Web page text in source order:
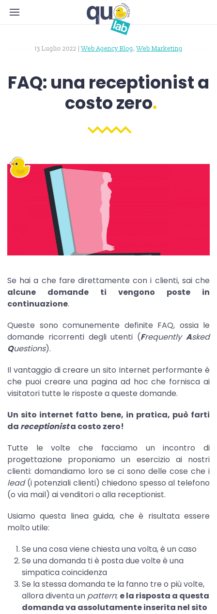
13 Luglio 2022 |Web Agency Blog,Web Marketing
FAQ: una receptionist a
costo zero
Se hai a che fare direttamente con i clienti, sai che
alcune domande ti vengono poste in
continuazione.
Queste sono comunemente definite FAQ, ossia le
domande ricorrenti degli utenti (FrequentlyAsked
Questions).
Il vantaggio di creare un sito Internet performante è
che puoi creare una pagina ad hoc che fornisca ai
visitatori tutte le risposte a queste domande.
Un sito internet fatto bene, in pratica, può farti
da receptionista costo zero!
Tutte le volte che facciamo un incontro di
progettazione proponiamo un esercizio ai nostri
clienti: domandiamo loro se ci sono delle cose che i
lead(i potenziali clienti) chiedono spesso al telefono
(o via mail) ai venditori o alla receptionist.
Usiamo questa linea guida, che è risultata essere
molto utile:
Se una cosa viene chiesta una volta, è un caso
Se una domanda ti è posta due volte è una
simpatica coincidenza
Se la stessa domanda te la fanno tre o più volte,
allora diventa un pattern; e la risposta a questa
domanda va assolutamente inserita nel sito